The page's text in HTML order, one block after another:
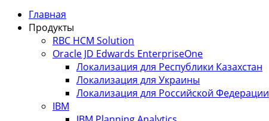
Главная
Продукты
RBC HCM Solution
Oracle JD Edwards EnterpriseOne
Локализация для Республики Казахстан
Локализация для Украины
Локализация для Российской Федерации
IBM